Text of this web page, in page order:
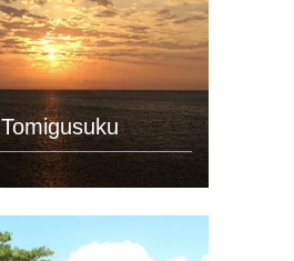
Tomigusuku